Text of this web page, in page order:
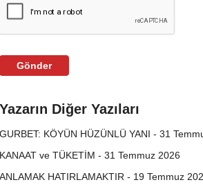
Gönder
Yazarın Diğer Yazıları
GURBET: KÖYÜN HÜZÜNLÜ YANI - 31
KANAAT ve TÜKETİM - 31 Temmuz 2026
ANLAMAK HATIRLAMAKTIR - 19 Temmuz